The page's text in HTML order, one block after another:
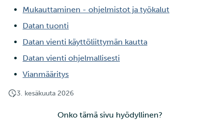
Mukauttaminen - ohjelmistot ja työkalut
Datan tuonti
Datan vienti käyttöliittymän kautta
Datan vienti ohjelmallisesti
Vianmääritys
3. kesäkuuta 2026
Onko tämä sivu hyödyllinen?